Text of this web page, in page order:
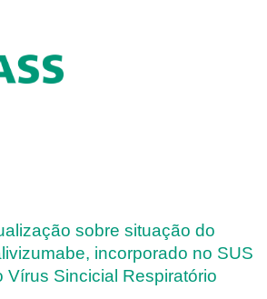
sobre situação do
incorporado no SUS
Vírus Sincicial Respiratório